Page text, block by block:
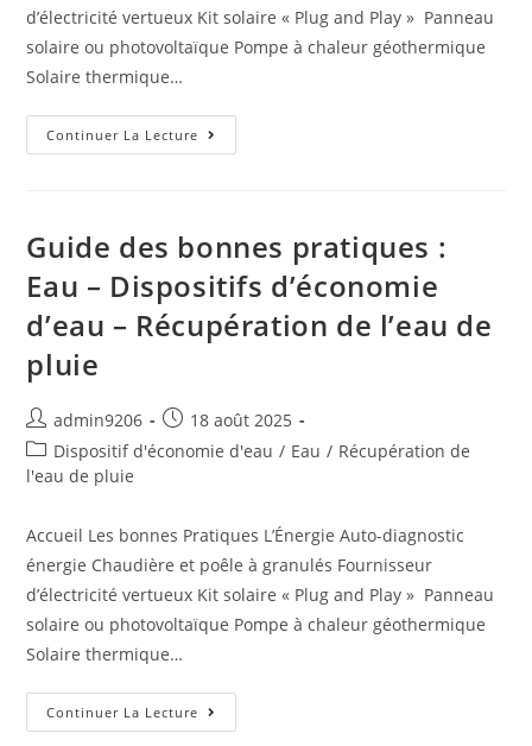
d’électricité vertueux Kit solaire « Plug and Play » Panneau
solaire ou photovoltaïque Pompe à chaleur géothermique
Solaire thermique…
Continuer La Lecture
Guide des bonnes pratiques :
Eau – Dispositifs d’économie
d’eau – Récupération de l’eau de
pluie
admin9206
18 août 2025
Dispositif d'économie d'eau / Eau / Récupération de
l'eau de pluie
Accueil Les bonnes Pratiques L’Énergie Auto-diagnostic
énergie Chaudière et poêle à granulés Fournisseur
d’électricité vertueux Kit solaire « Plug and Play » Panneau
solaire ou photovoltaïque Pompe à chaleur géothermique
Solaire thermique…
Continuer La Lecture